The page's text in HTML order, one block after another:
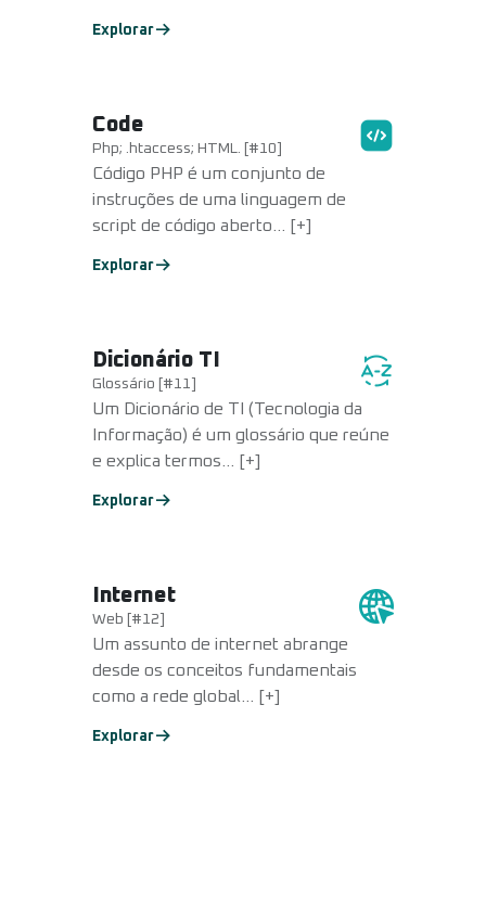
Explorar
Code
Php; .htaccess; HTML. [#10]
Código PHP é um conjunto de
instruções de uma linguagem de
script de código aberto... [+]
Explorar
Dicionário TI
Glossário [#11]
Um Dicionário de TI (Tecnologia da
Informação) é um glossário que reúne
e explica termos... [+]
Explorar
Internet
Web [#12]
Um assunto de internet abrange
desde os conceitos fundamentais
como a rede global... [+]
Explorar